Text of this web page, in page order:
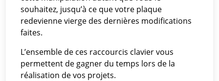
souhaitez, jusqu’à ce que votre plaque
redevienne vierge des dernières modifications
faites.
L’ensemble de ces raccourcis clavier vous
permettent de gagner du temps lors de la
réalisation de vos projets.